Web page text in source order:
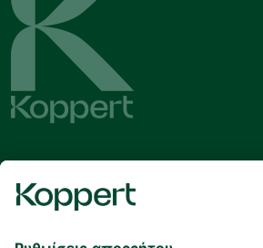
Λάβετε τα τελευταία νέα και